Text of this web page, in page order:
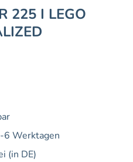
225 I LEGO
6 Werktagen
(in DE)